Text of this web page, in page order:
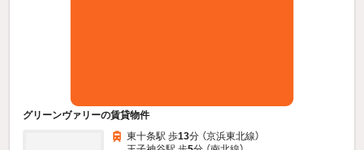
グリーンヴァリーの賃貸物件
東十条駅 歩13分 （京浜東北線）